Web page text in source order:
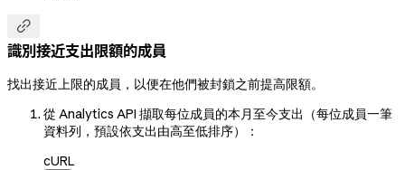

識別接近支出限額的成員
找出接近上限的成員，以便在他們被封鎖之前提高限額。
從 Analytics API 擷取每位成員的本月至今支出（每位成員一筆
資料列，預設依支出由高至低排序）：
cURL